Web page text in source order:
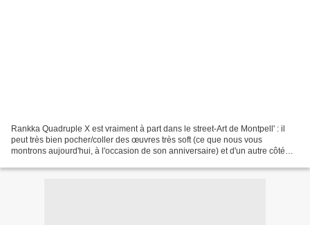
Rankka Quadruple X est vraiment à part dans le street-Art de Montpell' : il
peut très bien pocher/coller des œuvres très soft (ce que nous vous
montrons aujourd'hui, à l'occasion de son anniversaire) et d'un autre côté